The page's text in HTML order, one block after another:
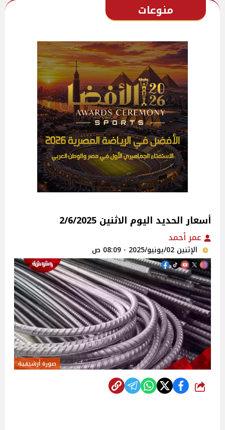
منوعات
أسعار الحديد اليوم الاثنين 2/6/2025
عمر أحمد
الإثنين 02/يونيو/2025 - 08:09 ص
صورة أرشيفية
شارك